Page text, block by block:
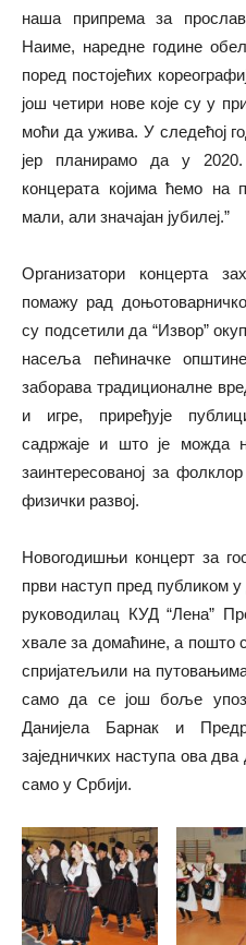
наша припрема за
Наиме, наредне године
поред постојећих
још четири нове које су у
моћи да ужива. У следећој
јер планирамо да у
концерата којима ћемо на
мали, али значајан јубилеј.”
Организатори концерта
помажу рад
су подсетили да “Извор”
насеља пећиначке
заборава традиционалне
и игре, приређује
садржаје и што је можда
заинтересованој за
физички развој.
Новогодишњи концерт за
први наступ пред публиком
руководилац КУД “Лена”
хвале за домаћине, а пошто
спријатељили на
само да се још боље
Данијела Барнак и
заједничких наступа ова
само у Србији.